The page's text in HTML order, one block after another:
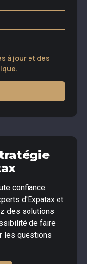
à jour et des
confiance
d'Expatax et
des solutions
de faire
les questions